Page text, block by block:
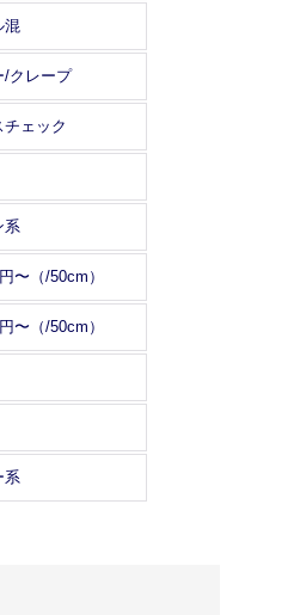
混
/クレープ
チェック
系
〜（/50cm）
〜（/50cm）
系